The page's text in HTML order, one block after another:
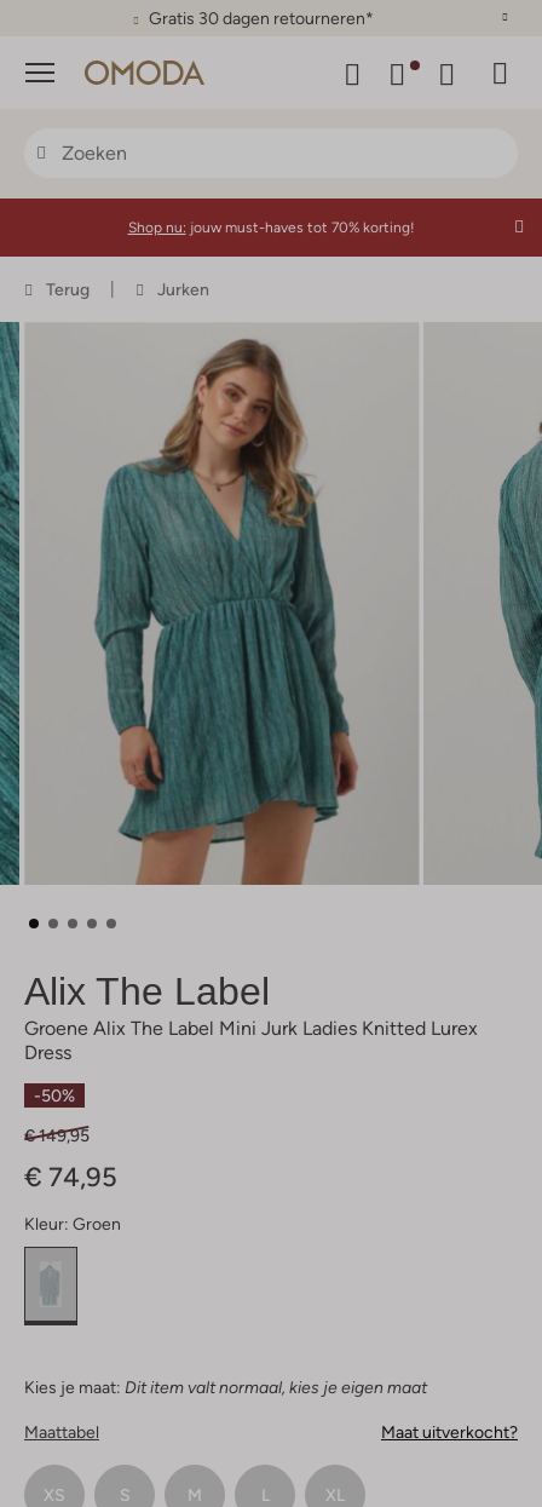
Gratis 30 dagen retourneren*
Menu
Shop nu: jouw must-haves tot 70% korting!
Terug Jurken
Alix The Label
Groene Alix The Label Mini Jurk Ladies Knitted Lurex
Dress
-50%
€ 149,95
€ 74,95
Kleur: Groen
Kies je maat: Dit item valt normaal, kies je eigen maat
Maattabel Maat uitverkocht?
XS S M L XL